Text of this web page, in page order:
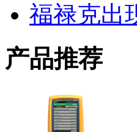
福禄克出
产品推荐